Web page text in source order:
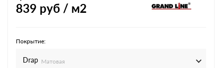
839 руб / м2
Покрытие:
Drap Матовая